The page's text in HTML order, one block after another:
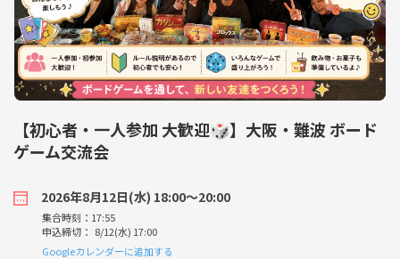
【初心者・一人参加 大歓迎🎲】大阪・難波 ボード
ゲーム交流会
2026年8月12日(水) 18:00〜20:00
集合時刻：17:55
申込締切： 8/12(水) 17:00
Googleカレンダーに追加する